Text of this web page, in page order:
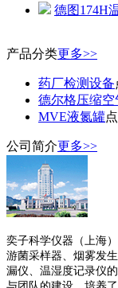
德图174H
产品分类更多>>
药厂检测设备
德尔格压缩空
MVE液氮罐
公司简介更多>>
奕子科学仪器（上海
游菌采样器、烟雾发
漏仪、温湿度记录仪